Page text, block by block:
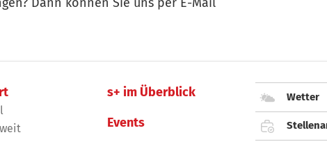
s+ im Überblick
Events
Wetter